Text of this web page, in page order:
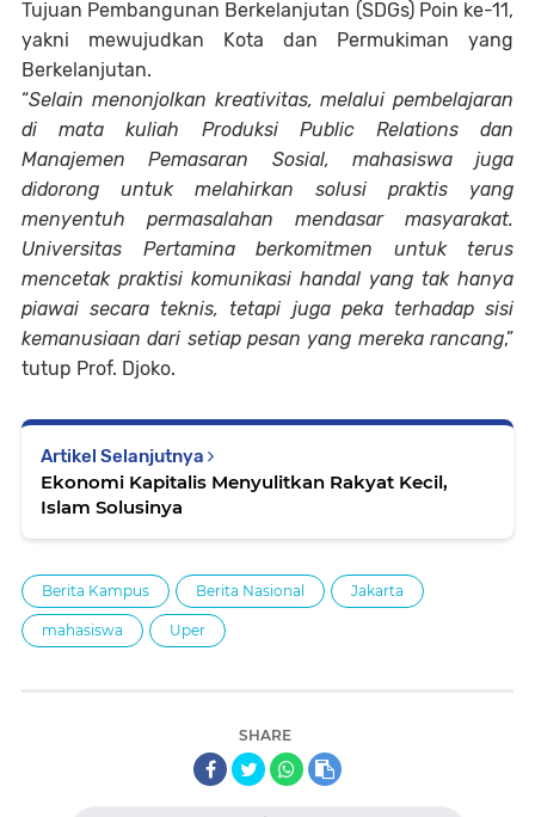
Tujuan Pembangunan Berkelanjutan (SDGs) Poin ke-11,
yakni mewujudkan Kota dan Permukiman yang
Berkelanjutan.
“Selain menonjolkan kreativitas, melalui pembelajaran
di mata kuliah Produksi Public Relations dan
Manajemen Pemasaran Sosial, mahasiswa juga
didorong untuk melahirkan solusi praktis yang
menyentuh permasalahan mendasar masyarakat.
Universitas Pertamina berkomitmen untuk terus
mencetak praktisi komunikasi handal yang tak hanya
piawai secara teknis, tetapi juga peka terhadap sisi
kemanusiaan dari setiap pesan yang mereka rancang,”
tutup Prof. Djoko.
Artikel Selanjutnya
Ekonomi Kapitalis Menyulitkan Rakyat Kecil,
Islam Solusinya
Berita Kampus Berita Nasional Jakarta
mahasiswa Uper
SHARE